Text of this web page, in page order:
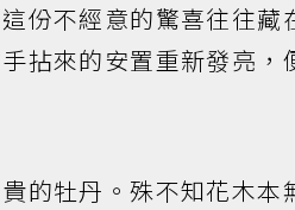
份不經意的驚喜往往藏
拈來的安置重新發亮，
的牡丹。殊不知花木本